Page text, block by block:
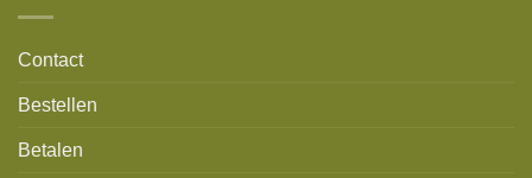
Contact
Bestellen
Betalen